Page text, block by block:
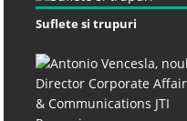
Suflete si trupuri